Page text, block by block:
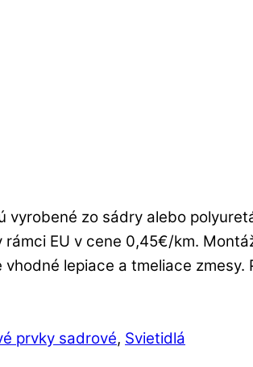
vyrobené zo sádry alebo
EU v cene 0,45€/km.
lepiace a tmeliace
prvky sadrové, Svietidlá